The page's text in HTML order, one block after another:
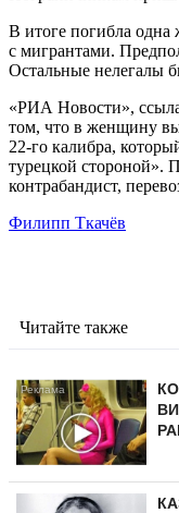
В итоге погибла
с мигрантами.
Остальные нелегалы
«РИА Новости»,
том, что в женщину
22-го калибра,
турецкой стороной».
контрабандист,
Филипп Ткачёв
Читайте также